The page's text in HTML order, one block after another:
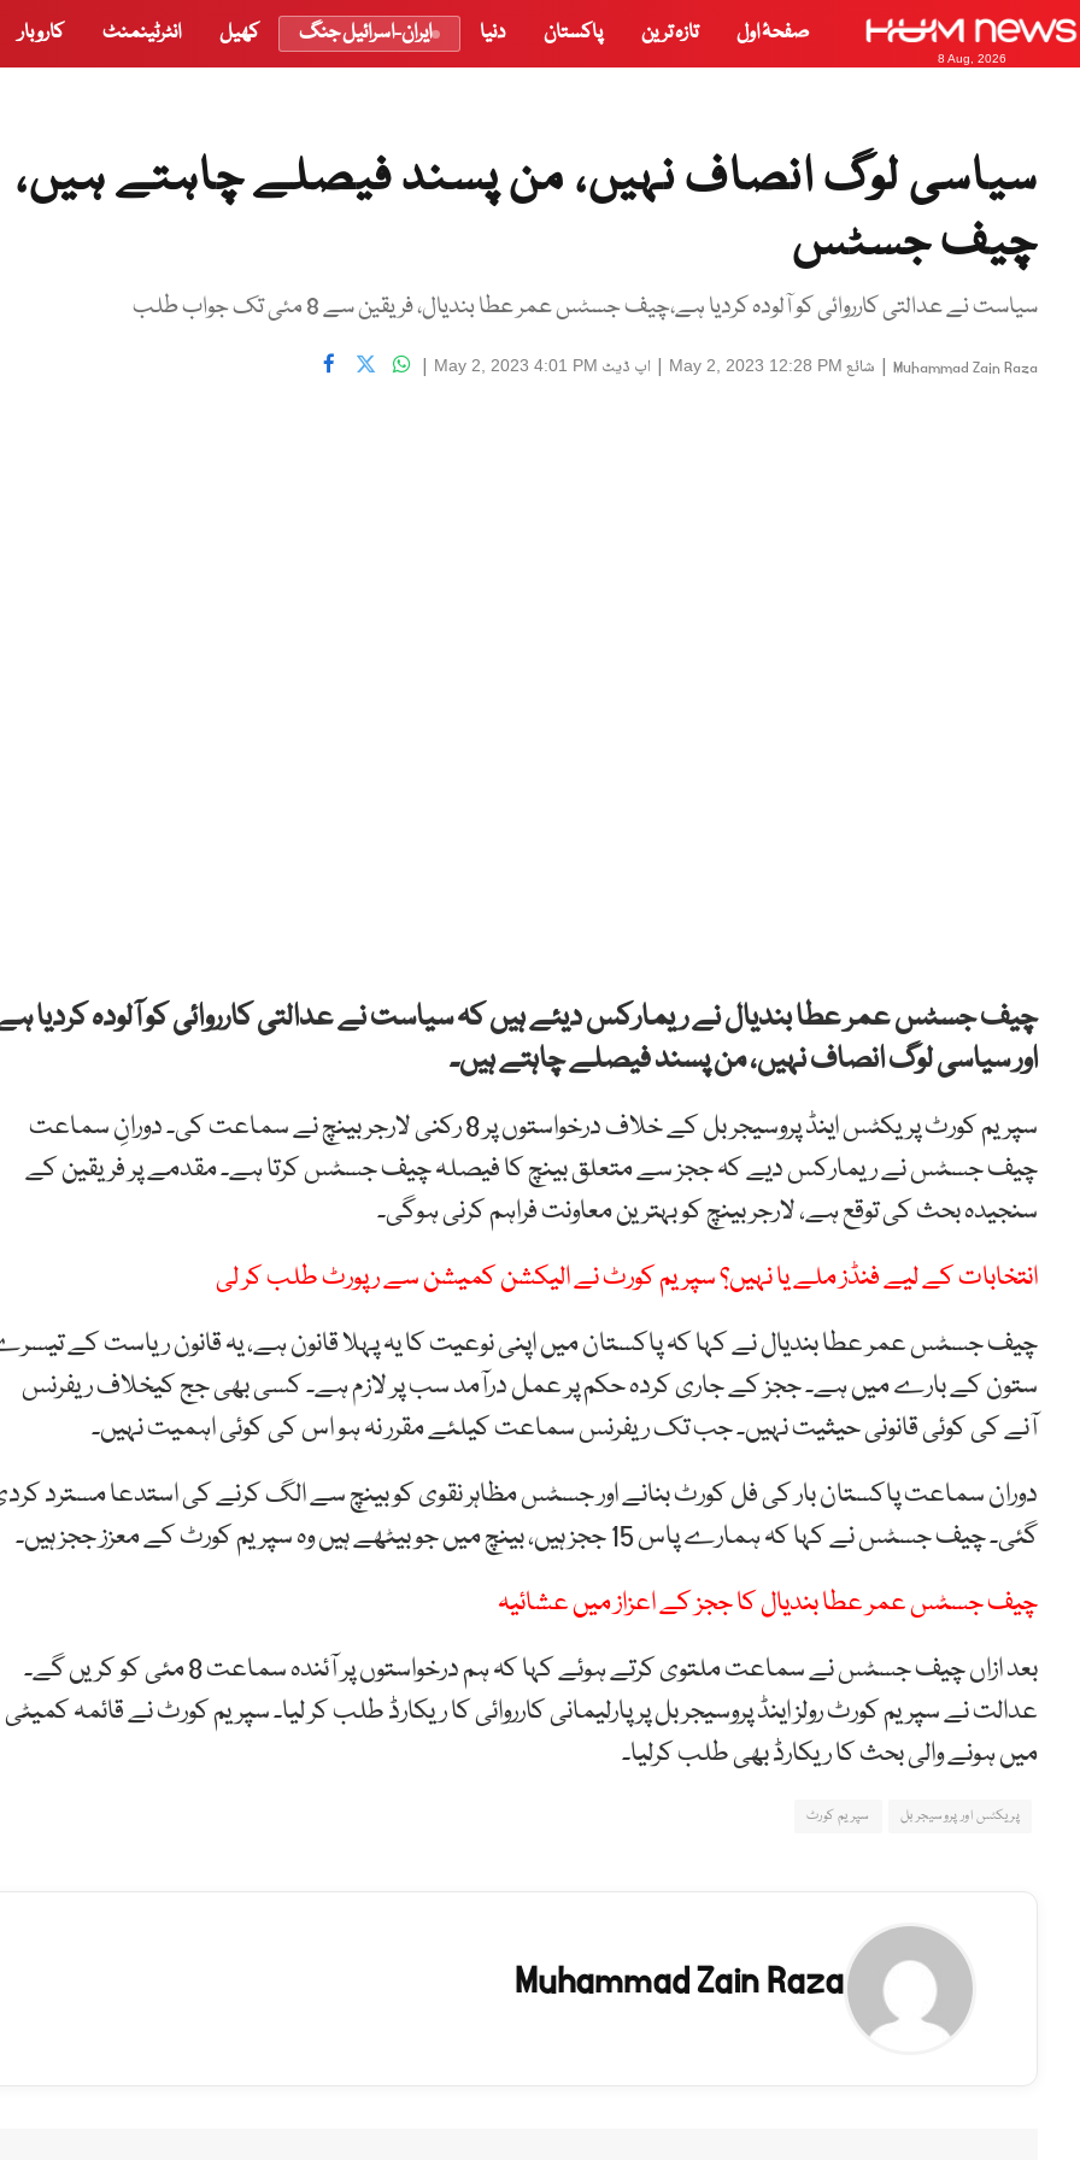
8 Aug, 2026
صفحۂ اول تازہ ترین پاکستان دنیا ایران-اسرائیل جنگ کھیل انٹرٹینمنٹ کاروبار
سیاسی لوگ انصاف نہیں، من پسند فیصلے چاہتے ہیں،
چیف جسٹس
سیاست نے عدالتی کارروائی کو آلودہ کردیا ہے،چیف جسٹس عمر عطا بندیال، فریقین سے 8 مئی تک جواب طلب
Muhammad Zain Raza
| شائع May 2, 2023 12:28 PM
| اپ ڈیٹ May 2, 2023 4:01 PM
|
چیف جسٹس عمر عطا بندیال نے ریمارکس دیئے ہیں کہ سیاست نے عدالتی کارروائی کو آلودہ کردیا
اور سیاسی لوگ انصاف نہیں، من پسند فیصلے چاہتے ہیں۔
سپریم کورٹ پریکٹس اینڈ پروسیجر بل کے خلاف درخواستوں پر 8 رکنی لارجر بینچ نے سماعت کی۔ دورانِ سماعت
چیف جسٹس نے ریمارکس دیے کہ ججز سے متعلق بینچ کا فیصلہ چیف جسٹس کرتا ہے۔ مقدمے پر فریقین کے
سنجیدہ بحث کی توقع ہے، لارجر بینچ کو بہترین معاونت فراہم کرنی ہوگی۔
انتخابات کے لیے فنڈز ملے یا نہیں؟ سپریم کورٹ نے الیکشن کمیشن سے رپورٹ طلب کر لی
چیف جسٹس عمر عطا بندیال نے کہا کہ پاکستان میں اپنی نوعیت کا یہ پہلا قانون ہے، یہ قانون ریاست کے
ستون کے بارے میں ہے۔ ججز کے جاری کردہ حکم پر عمل درآمد سب پر لازم ہے۔ کسی بھی جج کیخلاف ریفرنس
آنے کی کوئی قانونی حیثیت نہیں۔ جب تک ریفرنس سماعت کیلئے مقرر نہ ہو اس کی کوئی اہمیت نہیں۔
دوران سماعت پاکستان بار کی فل کورٹ بنانے اور جسٹس مظاہر نقوی کو بینچ سے الگ کرنے کی استدعا مسترد
گئی۔ چیف جسٹس نے کہا کہ ہمارے پاس 15 ججز ہیں، بینچ میں جو بیٹھے ہیں وہ سپریم کورٹ کے معزز ججز ہیں۔
چیف جسٹس عمر عطا بندیال کا ججز کے اعزاز میں عشائیہ
بعد ازاں چیف جسٹس نے سماعت ملتوی کرتے ہوئے کہا کہ ہم درخواستوں پر آئندہ سماعت 8 مئی کو کریں گے۔
عدالت نے سپریم کورٹ رولز اینڈ پروسیجر بل پر پارلیمانی کارروائی کا ریکارڈ طلب کر لیا۔ سپریم کورٹ نے قائمہ کمیٹی
میں ہونے والی بحث کا ریکارڈ بھی طلب کرلیا۔
پریکٹس اور پروسیجر بل سپریم کورٹ
Muhammad Zain Raza